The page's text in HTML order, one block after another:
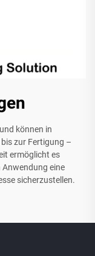
können in
zur Fertigung –
ermöglicht es
Anwendung eine
sicherzustellen.